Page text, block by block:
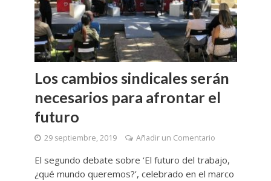
Los cambios sindicales serán
necesarios para afrontar el
futuro
29 septiembre, 2019 Añadir un Comentario
El segundo debate sobre ‘El futuro del trabajo,
¿qué mundo queremos?’, celebrado en el marco